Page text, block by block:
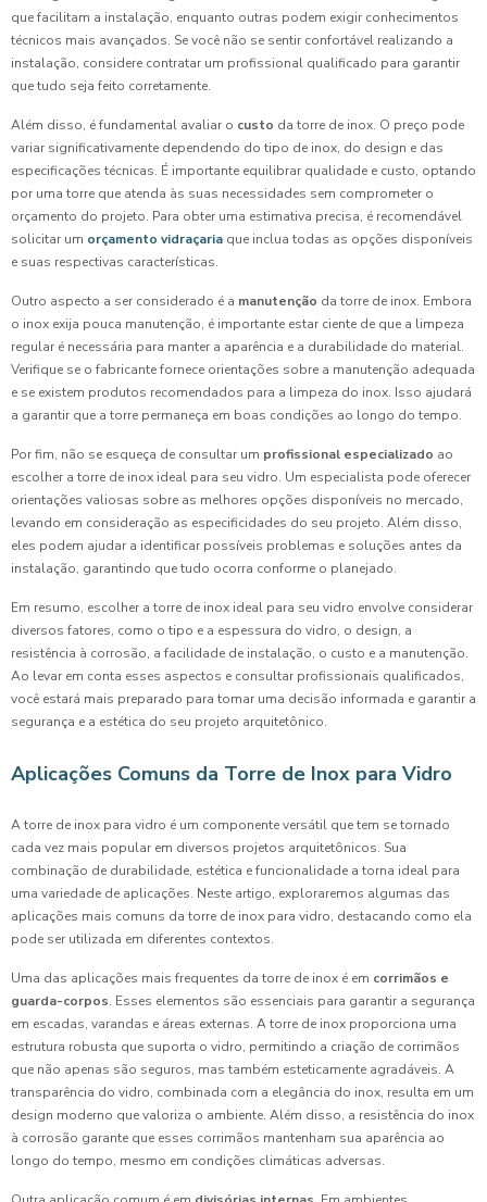
que facilitam a instalação, enquanto outras podem exigir conhecimentos
técnicos mais avançados. Se você não se sentir confortável realizando a
instalação, considere contratar um profissional qualificado para garantir
que tudo seja feito corretamente.
Além disso, é fundamental avaliar o custo da torre de inox. O preço pode
variar significativamente dependendo do tipo de inox, do design e das
especificações técnicas. É importante equilibrar qualidade e custo, optando
por uma torre que atenda às suas necessidades sem comprometer o
orçamento do projeto. Para obter uma estimativa precisa, é recomendável
solicitar um orçamento vidraçaria que inclua todas as opções disponíveis
e suas respectivas características.
Outro aspecto a ser considerado é a manutenção da torre de inox. Embora
o inox exija pouca manutenção, é importante estar ciente de que a limpeza
regular é necessária para manter a aparência e a durabilidade do material.
Verifique se o fabricante fornece orientações sobre a manutenção adequada
e se existem produtos recomendados para a limpeza do inox. Isso ajudará
a garantir que a torre permaneça em boas condições ao longo do tempo.
Por fim, não se esqueça de consultar um profissional especializado ao
escolher a torre de inox ideal para seu vidro. Um especialista pode oferecer
orientações valiosas sobre as melhores opções disponíveis no mercado,
levando em consideração as especificidades do seu projeto. Além disso,
eles podem ajudar a identificar possíveis problemas e soluções antes da
instalação, garantindo que tudo ocorra conforme o planejado.
Em resumo, escolher a torre de inox ideal para seu vidro envolve considerar
diversos fatores, como o tipo e a espessura do vidro, o design, a
resistência à corrosão, a facilidade de instalação, o custo e a manutenção.
Ao levar em conta esses aspectos e consultar profissionais qualificados,
você estará mais preparado para tomar uma decisão informada e garantir a
segurança e a estética do seu projeto arquitetônico.
Aplicações Comuns da Torre de Inox para Vidro
A torre de inox para vidro é um componente versátil que tem se tornado
cada vez mais popular em diversos projetos arquitetônicos. Sua
combinação de durabilidade, estética e funcionalidade a torna ideal para
uma variedade de aplicações. Neste artigo, exploraremos algumas das
aplicações mais comuns da torre de inox para vidro, destacando como ela
pode ser utilizada em diferentes contextos.
Uma das aplicações mais frequentes da torre de inox é em corrimãos e
guarda-corpos. Esses elementos são essenciais para garantir a segurança
em escadas, varandas e áreas externas. A torre de inox proporciona uma
estrutura robusta que suporta o vidro, permitindo a criação de corrimãos
que não apenas são seguros, mas também esteticamente agradáveis. A
transparência do vidro, combinada com a elegância do inox, resulta em um
design moderno que valoriza o ambiente. Além disso, a resistência do inox
à corrosão garante que esses corrimãos mantenham sua aparência ao
longo do tempo, mesmo em condições climáticas adversas.